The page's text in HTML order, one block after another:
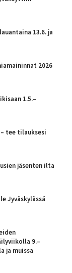
13.6. ja
2026
1.5.–
tee tilauksesi
jäsenten ilta
Jyväskylässä
9.–
ja muissa